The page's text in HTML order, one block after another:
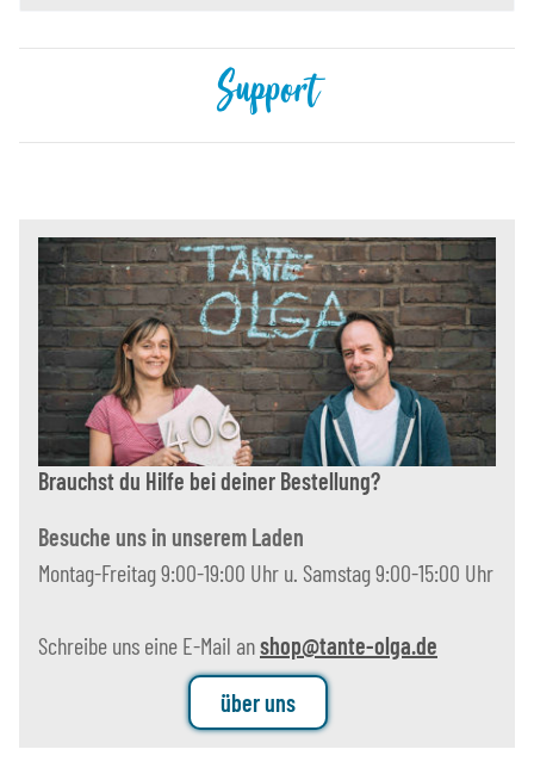
Support
Brauchst du Hilfe bei deiner Bestellung?
Besuche uns in unserem Laden
Montag-Freitag 9:00-19:00 Uhr u. Samstag 9:00-15:00 Uhr
Schreibe uns eine E-Mail anshop@tante-olga.de
über uns